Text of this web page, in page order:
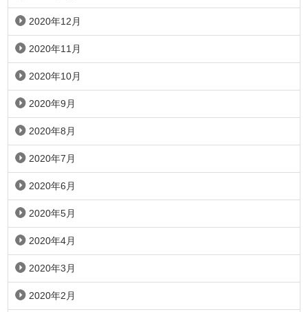
2020年12月
2020年11月
2020年10月
2020年9月
2020年8月
2020年7月
2020年6月
2020年5月
2020年4月
2020年3月
2020年2月